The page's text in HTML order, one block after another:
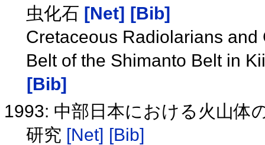
虫化石 [Net] [Bib]
Cretaceous Radiolarians
Belt of the Shimanto Belt in
[Bib]
1993: 中部日本における火山体
研究 [Net] [Bib]